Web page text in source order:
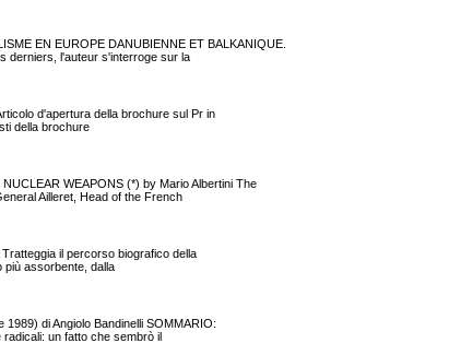
EN EUROPE DANUBIENNE ET BALKANIQUE.
derniers, l'auteur s'interroge sur la
d'apertura della brochure sul Pr in
della brochure
WEAPONS (*) by Mario Albertini The
Ailleret, Head of the French
il percorso biografico della
più assorbente, dalla
di Angiolo Bandinelli SOMMARIO:
un fatto che sembrò il